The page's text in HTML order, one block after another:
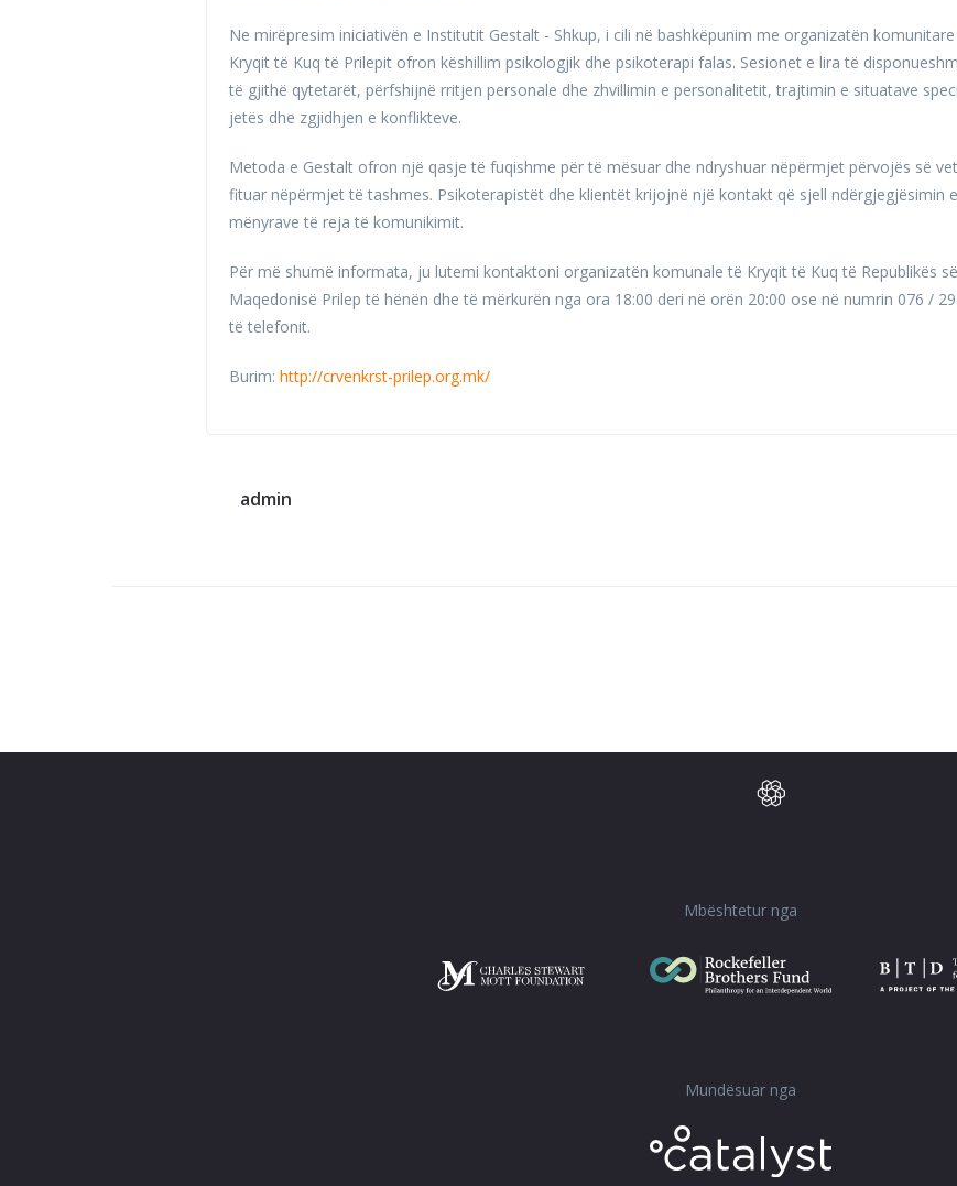
Ne mirëpresim iniciativën e Institutit Gestalt - Shkup, i cili në bashkëpunim me organizatën
Kryqit të Kuq të Prilepit ofron këshillim psikologjik dhe psikoterapi falas. Sesionet e lira të
të gjithë qytetarët, përfshijnë rritjen personale dhe zhvillimin e personalitetit, trajtimin e situatave
jetës dhe zgjidhjen e konflikteve.
Metoda e Gestalt ofron një qasje të fuqishme për të mësuar dhe ndryshuar nëpërmjet përvojës së
fituar nëpërmjet të tashmes. Psikoterapistët dhe klientët krijojnë një kontakt që sjell ndërgjegjësimin e
mënyrave të reja të komunikimit.
Për më shumë informata, ju lutemi kontaktoni organizatën komunale të Kryqit të Kuq të Republikës së
Maqedonisë Prilep të hënën dhe të mërkurën nga ora 18:00 deri në orën 20:00 ose në numrin 076 /
të telefonit.
Burim: http://crvenkrst-prilep.org.mk/
admin
Mbështetur nga
Mundësuar nga